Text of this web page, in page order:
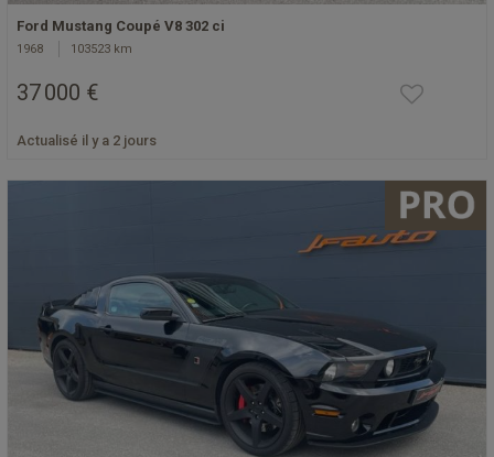
Ford Mustang Coupé V8 302 ci
1968 103523 km
37 000 €
Actualisé il y a 2 jours